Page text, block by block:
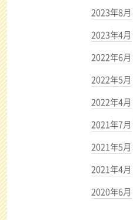
2023年8月
2023年4月
2022年6月
2022年5月
2022年4月
2021年7月
2021年5月
2021年4月
2020年6月